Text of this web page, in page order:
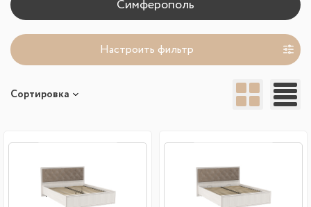
Настроить фильтр
Сортировка